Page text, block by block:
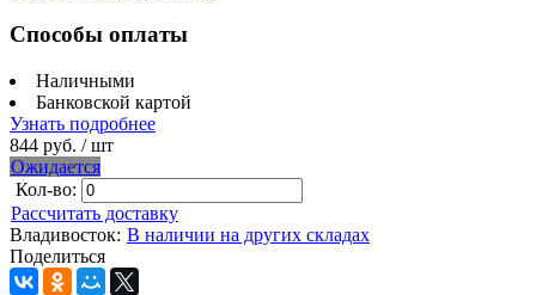
Способы оплаты
Наличными
Банковской картой
Узнать подробнее
844 руб. / шт
Ожидается
Кол-во:
Рассчитать доставку
Владивосток: В наличии на других складах
Поделиться